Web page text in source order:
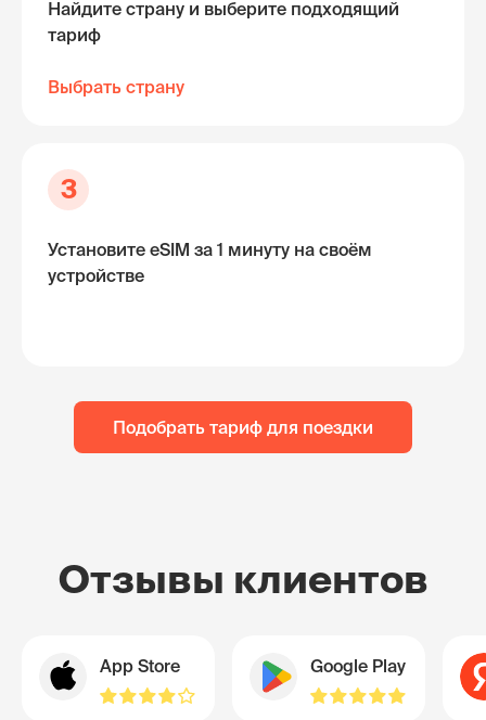
Найдите страну и выберите подходящий
тариф
Выбрать страну
3
Установите eSIM за 1 минуту на своём
устройстве
Подобрать тариф для поездки
Отзывы клиентов
App Store Google Play